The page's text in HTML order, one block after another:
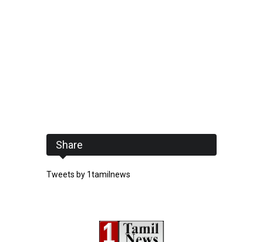
Share
Tweets by 1tamilnews